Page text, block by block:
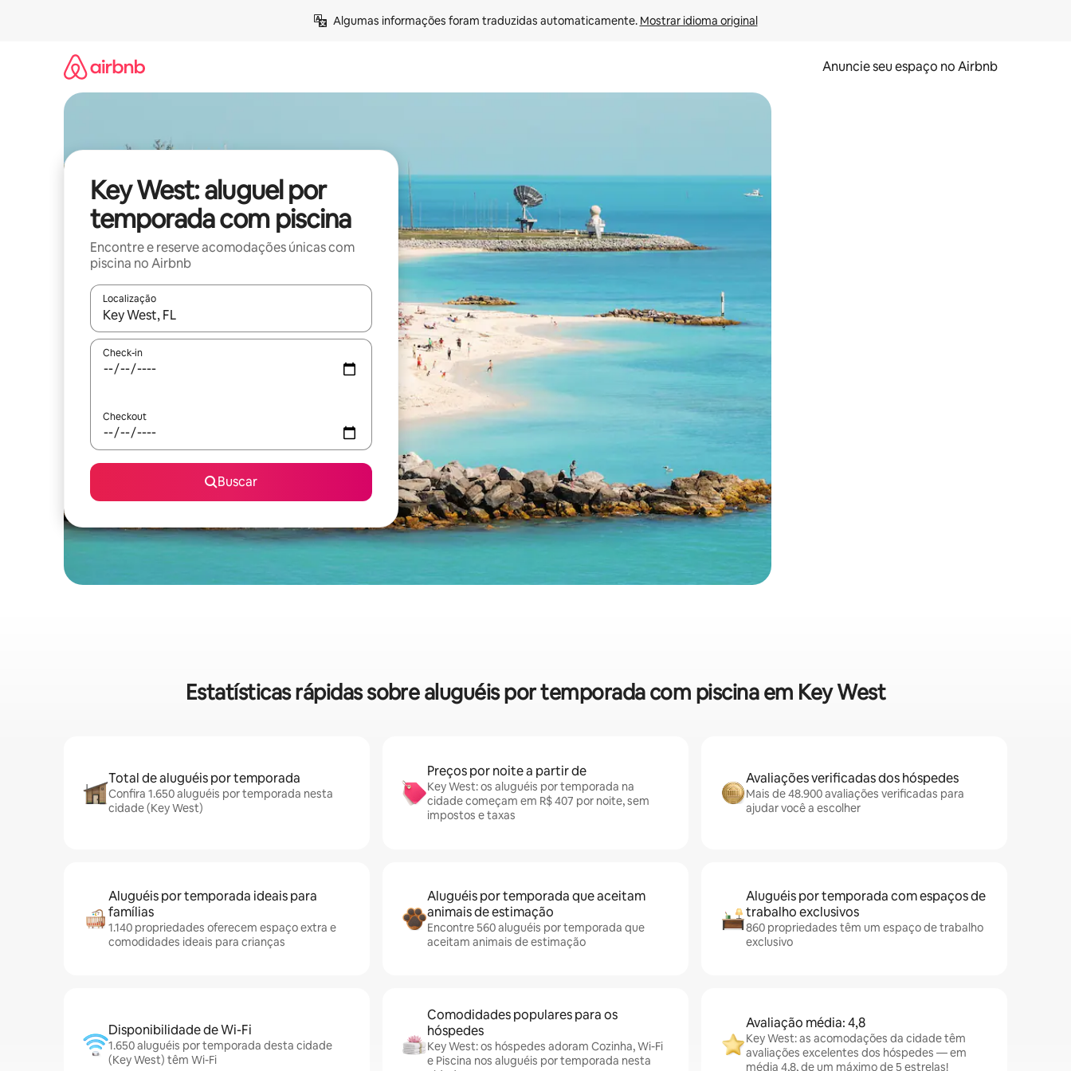
Algumas informações foram traduzidas automaticamente. Mostrar idioma original
Anuncie seu espaço no Airbnb
Key West: aluguel por
temporada com piscina
Encontre e reserve acomodações únicas com
piscina no Airbnb
Localização
Quando os resultados estiverem disponíveis, explore-os usando as seta para cima e para baixo do teclado ou tocando e deslizando o dedo na tela.
Check-in
Checkout
Buscar
Estatísticas rápidas sobre aluguéis por temporada com piscina em Key West
Total de aluguéis por temporada
Confira 1.650 aluguéis por temporada nesta
cidade (Key West)
Preços por noite a partir de
Key West: os aluguéis por temporada na
cidade começam em R$ 407 por noite, sem
impostos e taxas
Avaliações verificadas dos hóspedes
Mais de 48.900 avaliações verificadas para
ajudar você a escolher
Aluguéis por temporada ideais para
famílias
1.140 propriedades oferecem espaço extra e
comodidades ideais para crianças
Aluguéis por temporada que aceitam
animais de estimação
Encontre 560 aluguéis por temporada que
aceitam animais de estimação
Aluguéis por temporada com espaços de
trabalho exclusivos
860 propriedades têm um espaço de trabalho
exclusivo
Disponibilidade de Wi-Fi
1.650 aluguéis por temporada desta cidade
(Key West) têm Wi-Fi
Comodidades populares para os
hóspedes
Key West: os hóspedes adoram Cozinha, Wi-Fi
e Piscina nos aluguéis por temporada nesta
Avaliação média: 4,8
Key West: as acomodações da cidade têm
avaliações excelentes dos hóspedes — em
média 4,8, de um máximo de 5 estrelas!